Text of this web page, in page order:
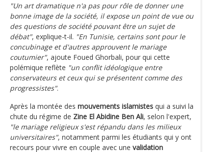
"Un art dramatique n'a pas pour rôle de donner une
bonne image de la société, il expose un point de vue ou
des questions de société pouvant être un sujet de
débat", explique-t-il. "En Tunisie, certains sont pour le
concubinage et d'autres approuvent le mariage
coutumier", ajoute Foued Ghorbali, pour qui cette
polémique reflète "un conflit idéologique entre
conservateurs et ceux qui se présentent comme des
progressistes".
Après la montée des mouvements islamistes qui a suivi la
chute du régime de Zine El Abidine Ben Ali, selon l'expert,
"le mariage religieux s'est répandu dans les milieux
universitaires", notamment parmi les étudiants qui y ont
recours pour vivre en couple avec une validation